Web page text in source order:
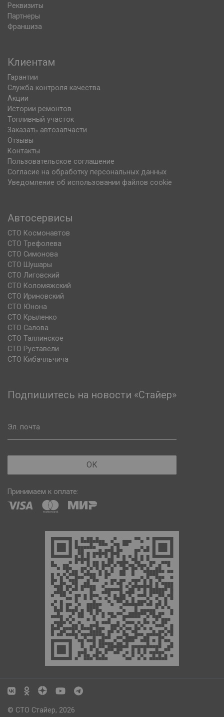
Реквизиты
Партнеры
Франшиза
Клиентам
Гарантии
Служба контроля качества
Акции
Истории ремонтов
Топливный участок
Заказать автозапчасти
Отзывы
Контакты
Пользовательское соглашение
Согласие на обработку персональных данных
Уведомление об использовании файлов cookie
Автосервисы
СТО Космонавтов
СТО Трефолева
СТО Симонова
СТО Шушары
СТО Лиговский
СТО Коломяжский
СТО Ириновский
СТО Юнона
СТО Крыленко
СТО Салова
СТО Таллинское
СТО Руставели
СТО Кибачльчича
Подпишитесь на новости «Стайер»
Эл. почта
ОК
Принимаем к оплате:
© СТО Стайер, 2026